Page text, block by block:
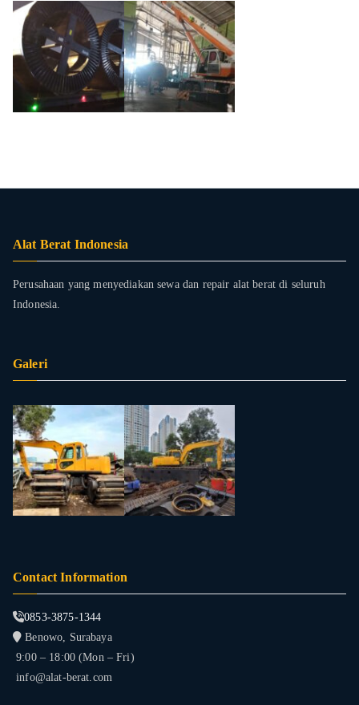
Alat Berat Indonesia
Perusahaan yang menyediakan sewa dan repair alat berat di seluruh
Indonesia.
Galeri
Contact Information
0853-3875-1344
Benowo, Surabaya
9:00 – 18:00 (Mon – Fri)
info@alat-berat.com